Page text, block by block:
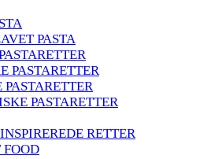
PASTA
PASTARETTER
PASTARETTER
RETTER
FOOD